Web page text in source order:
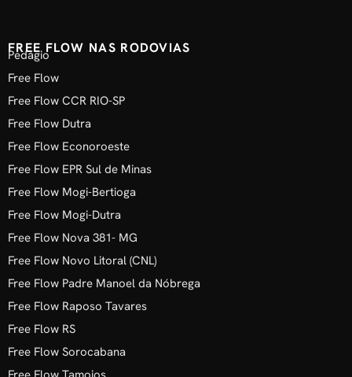
FREE FLOW NAS RODOVIAS
Pedágio
Free Flow
Free Flow CCR RIO-SP
Free Flow Dutra
Free Flow Econoroeste
Free Flow EPR Sul de Minas
Free Flow Mogi-Bertioga
Free Flow Mogi-Dutra
Free Flow Nova 381- MG
Free Flow Novo Litoral (CNL)
Free Flow Padre Manoel da Nóbrega
Free Flow Raposo Tavares
Free Flow RS
Free Flow Sorocabana